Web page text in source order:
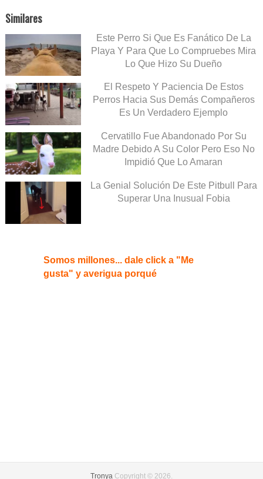
Similares
Este Perro Si Que Es Fanático De La
Playa Y Para Que Lo Compruebes Mira
Lo Que Hizo Su Dueño
El Respeto Y Paciencia De Estos
Perros Hacia Sus Demás Compañeros
Es Un Verdadero Ejemplo
Cervatillo Fue Abandonado Por Su
Madre Debido A Su Color Pero Eso No
Impidió Que Lo Amaran
La Genial Solución De Este Pitbull Para
Superar Una Inusual Fobia
Somos millones... dale click a "Me
gusta" y averigua porqué
TronyaCopyright © 2026.